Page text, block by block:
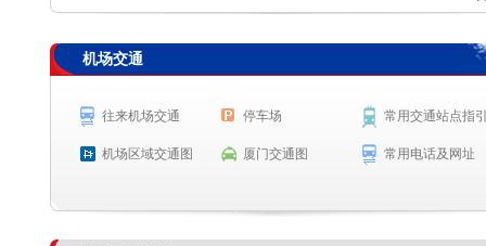
航空公司
机场交通
往来机场交通 停车场 常用交通站点指
机场区域交通图 厦门交通图 常用电话及网址